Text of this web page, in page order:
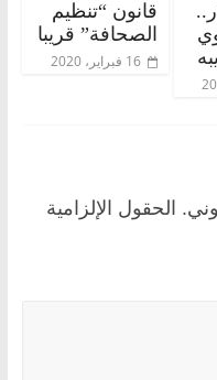
قانون “تنظيم
الصحافة” قريبا
16 فبراير، 2020
الحقول الإلزامية